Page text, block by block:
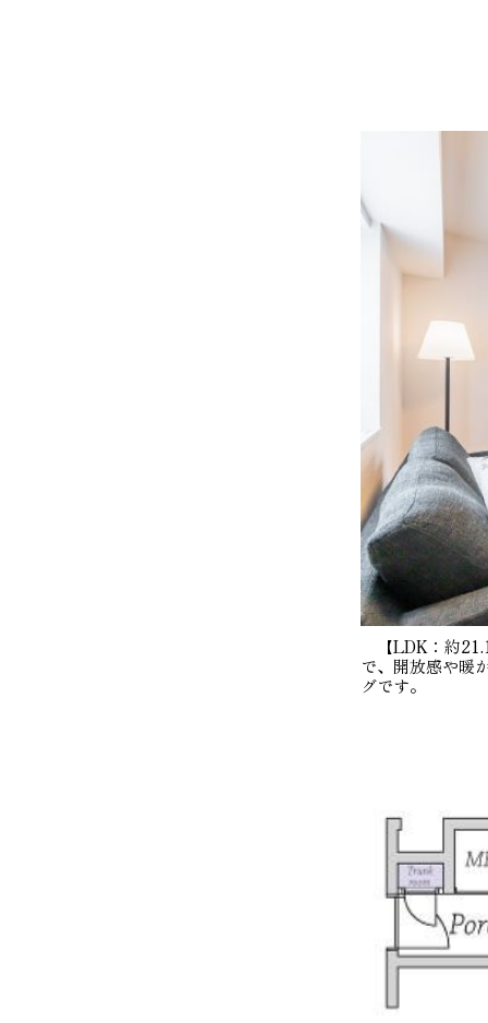
【LDK：約
で、開放感や暖
グです。